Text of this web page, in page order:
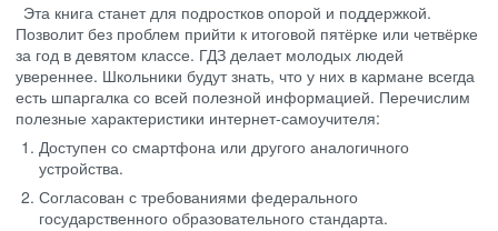
Эта книга станет для подростков опорой и поддержкой.
Позволит без проблем прийти к итоговой пятёрке или четвёрке
за год в девятом классе. ГДЗ делает молодых людей
увереннее. Школьники будут знать, что у них в кармане всегда
есть шпаргалка со всей полезной информацией. Перечислим
полезные характеристики интернет-самоучителя:
Доступен со смартфона или другого аналогичного
устройства.
Согласован с требованиями федерального
государственного образовательного стандарта.